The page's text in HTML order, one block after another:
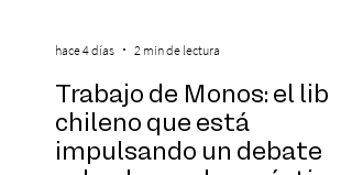
Trabajo de Monos: el libro
chileno que está
impulsando un debate
hace 4 días 2 min de lectura